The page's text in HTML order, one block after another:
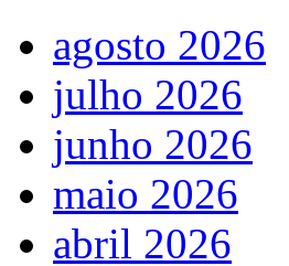
agosto 2026
julho 2026
junho 2026
maio 2026
abril 2026